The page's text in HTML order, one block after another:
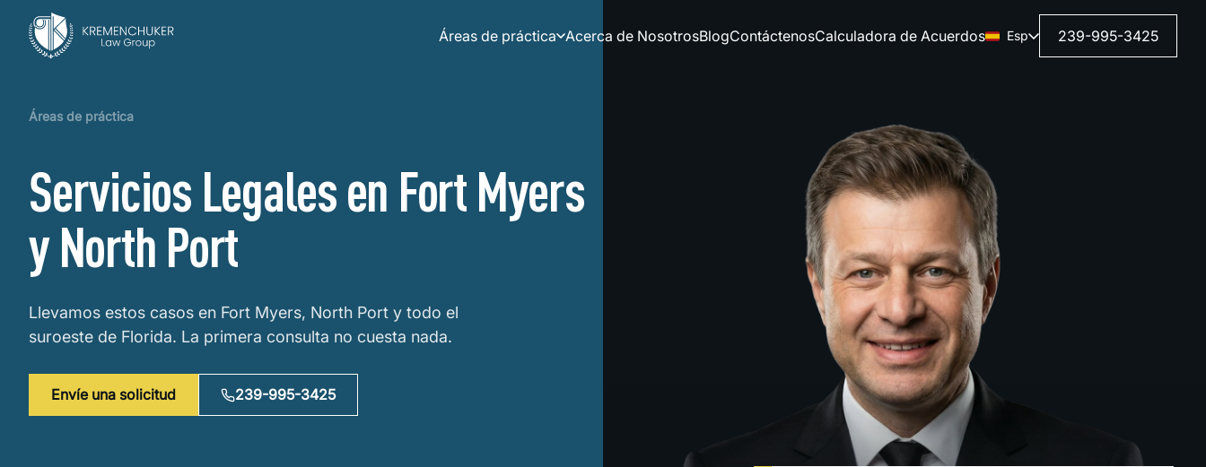
Áreas de práctica Acerca de NosotrosBlogContáctenosCalculadora de Acuerdos Esp 239-995-3425
Áreas de práctica
Servicios Legales en Fort Myers
y North Port
Llevamos estos casos en Fort Myers, North Port y todo el
suroeste de Florida. La primera consulta no cuesta nada.
Envíe una solicitud 239-995-3425